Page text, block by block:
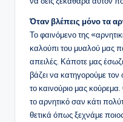
Όταν βλέπεις μόνο τα
Το φαινόμενο της
καλούπι του μυαλού μας
απειλές. Κάποτε μας
βάζει να κατηγορούμε
το καινούριο μας
το αρνητικό σαν κάτι
θετικά όπως ξεχνάμε